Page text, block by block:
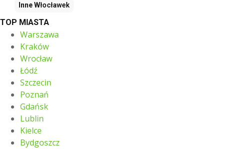
InneWłocławek
TOP MIASTA
Warszawa
Kraków
Wrocław
Łódź
Szczecin
Poznań
Gdańsk
Lublin
Kielce
Bydgoszcz